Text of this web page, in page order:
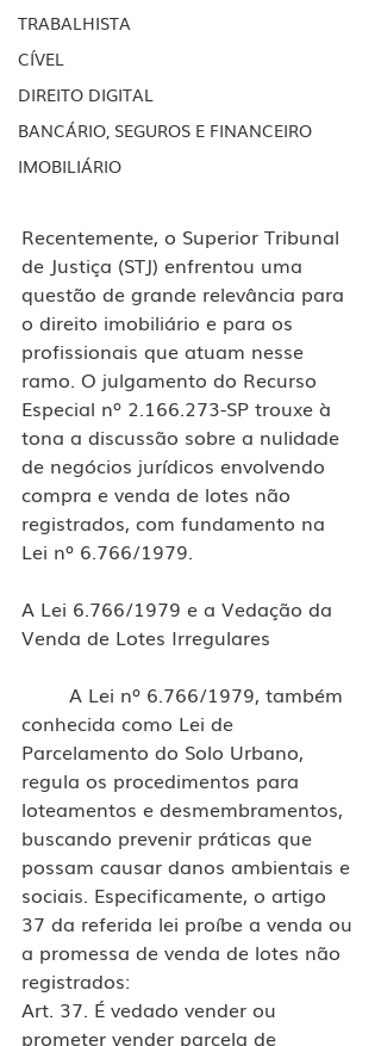
TRABALHISTA
CÍVEL
DIREITO DIGITAL
BANCÁRIO, SEGUROS E FINANCEIRO
IMOBILIÁRIO
Recentemente, o Superior Tribunal
de Justiça (STJ) enfrentou uma
questão de grande relevância para
o direito imobiliário e para os
profissionais que atuam nesse
ramo. O julgamento do Recurso
Especial nº 2.166.273-SP trouxe à
tona a discussão sobre a nulidade
de negócios jurídicos envolvendo
compra e venda de lotes não
registrados, com fundamento na
Lei nº 6.766/1979.
A Lei 6.766/1979 e a Vedação da
Venda de Lotes Irregulares
conhecida como Lei de
Parcelamento do Solo Urbano,
regula os procedimentos para
loteamentos e desmembramentos,
buscando prevenir práticas que
possam causar danos ambientais e
sociais. Especificamente, o artigo
37 da referida lei proíbe a venda ou
a promessa de venda de lotes não
registrados:
Art. 37. É vedado vender ou
prometer vender parcela de